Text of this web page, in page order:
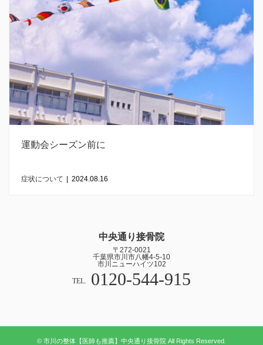
運動会シーズン前に
症状について | 2024.08.16
中央通り接骨院
〒272-0021
千葉県市川市八幡4-5-10
市川ニューハイツ102
TEL. 0120-544-915
© 市川の整体【医師も推薦】中央通り接骨院 All Rights Reserved.